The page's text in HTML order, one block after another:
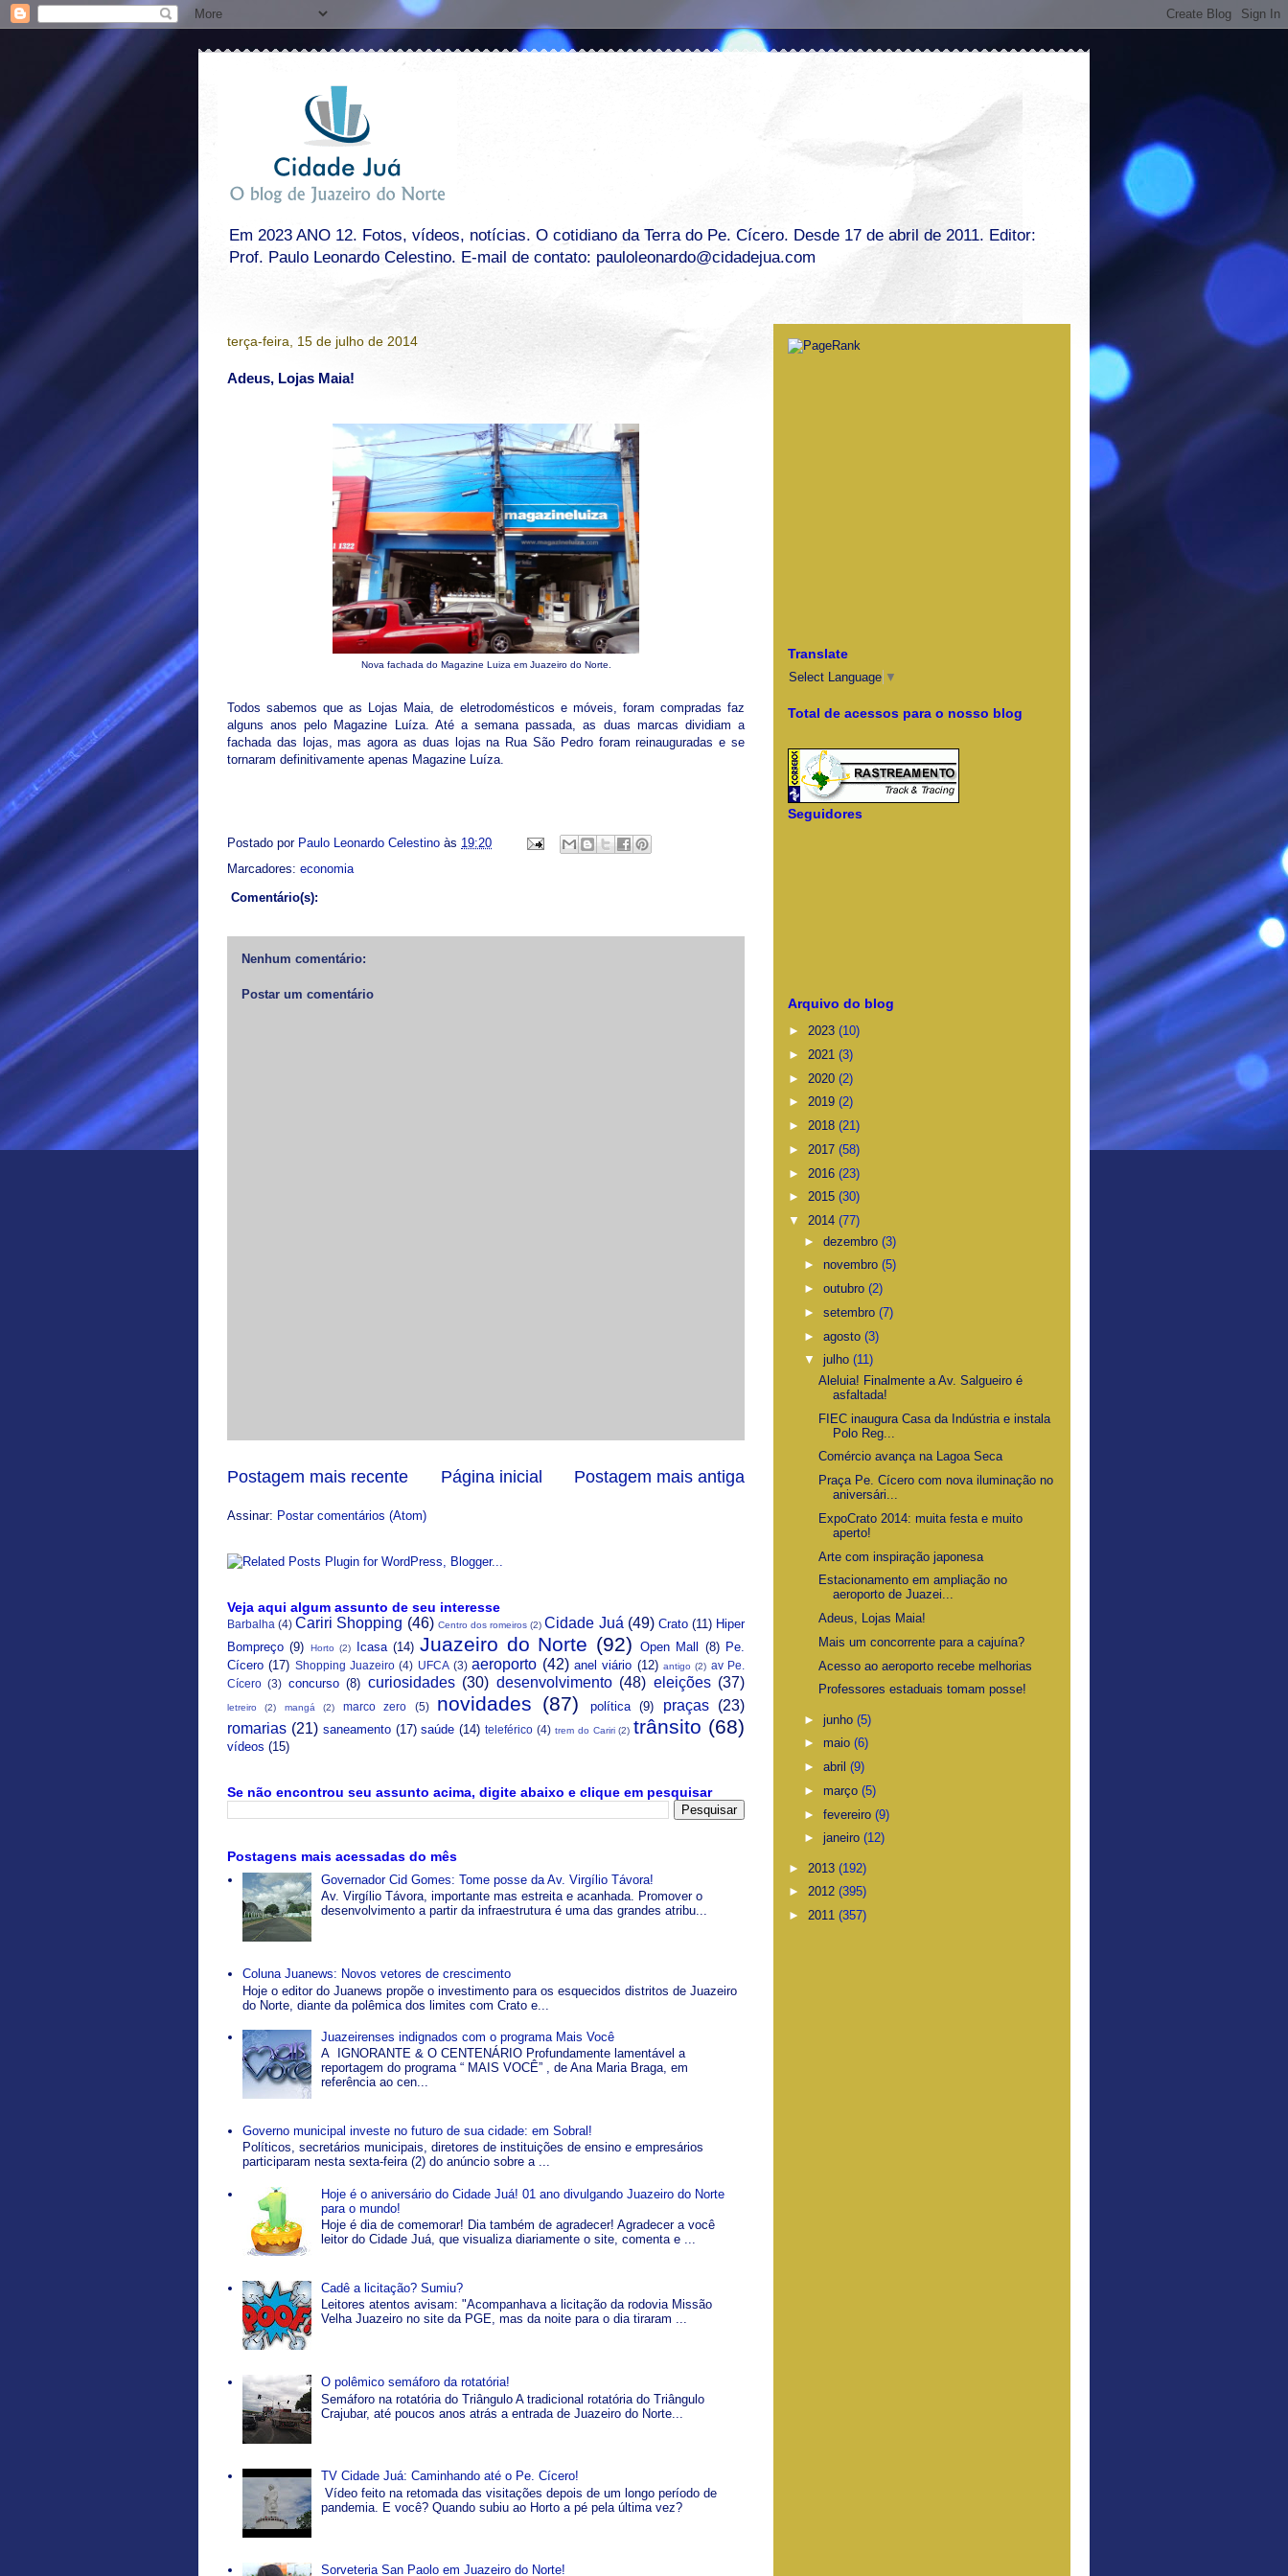
Em 2023 ANO 12. Fotos, vídeos, notícias. O cotidiano da Terra do Pe. Cícero. Desde 17 de abril de 2011. Editor:
Prof. Paulo Leonardo Celestino. E-mail de contato: pauloleonardo@cidadejua.com
terça-feira, 15 de julho de 2014
Adeus, Lojas Maia!
Nova fachada do Magazine Luiza em Juazeiro do Norte.
Todos sabemos que as Lojas Maia, de eletrodomésticos e móveis, foram compradas faz
alguns anos pelo Magazine Luíza. Até a semana passada, as duas marcas dividiam a
fachada das lojas, mas agora as duas lojas na Rua São Pedro foram reinauguradas e se
tornaram definitivamente apenas Magazine Luíza.
Postado por Paulo Leonardo Celestino às 19:20
Marcadores: economia
Comentário(s):
Nenhum comentário:
Postar um comentário
Postagem mais recente Postagem mais antiga
Página inicial
Assinar: Postar comentários (Atom)
Veja aqui algum assunto de seu interesse
Barbalha (4) Cariri Shopping (46) Centro dos romeiros (2) Cidade Juá (49) Crato (11) Hiper
Bompreço (9) Horto (2) Icasa (14) Juazeiro do Norte (92) Open Mall (8) Pe.
Cícero (17) Shopping Juazeiro (4) UFCA (3) aeroporto (42) anel viário (12) antigo (2) av Pe.
Cícero (3) concurso (8) curiosidades (30) desenvolvimento (48) eleições (37)
letreiro (2) mangá (2) marco zero (5) novidades (87) política (9) praças
(23)
romarias (21) saneamento (17) saúde (14) teleférico (4) trem do Cariri (2) trânsito (68)
vídeos (15)
Se não encontrou seu assunto acima, digite abaixo e clique em pesquisar
Postagens mais acessadas do mês
Governador Cid Gomes: Tome posse da Av. Virgílio Távora!
Av. Virgílio Távora, importante mas estreita e acanhada. Promover o
desenvolvimento a partir da infraestrutura é uma das grandes atribu...
Coluna Juanews: Novos vetores de crescimento
Hoje o editor do Juanews propõe o investimento para os esquecidos distritos de Juazeiro
do Norte, diante da polêmica dos limites com Crato e...
Juazeirenses indignados com o programa Mais Você
A IGNORANTE & O CENTENÁRIO Profundamente lamentável a
reportagem do programa “ MAIS VOCÊ” , de Ana Maria Braga, em
referência ao cen...
Governo municipal investe no futuro de sua cidade: em Sobral!
Políticos, secretários municipais, diretores de instituições de ensino e empresários
participaram nesta sexta-feira (2) do anúncio sobre a ...
Hoje é o aniversário do Cidade Juá! 01 ano divulgando Juazeiro do Norte
para o mundo!
Hoje é dia de comemorar! Dia também de agradecer! Agradecer a você
leitor do Cidade Juá, que visualiza diariamente o site, comenta e ...
Cadê a licitação? Sumiu?
Leitores atentos avisam: "Acompanhava a licitação da rodovia Missão
Velha Juazeiro no site da PGE, mas da noite para o dia tiraram ...
O polêmico semáforo da rotatória!
Semáforo na rotatória do Triângulo A tradicional rotatória do Triângulo
Crajubar, até poucos anos atrás a entrada de Juazeiro do Norte...
TV Cidade Juá: Caminhando até o Pe. Cícero!
Vídeo feito na retomada das visitações depois de um longo período de
pandemia. E você? Quando subiu ao Horto a pé pela última vez?
Sorveteria San Paolo em Juazeiro do Norte!
Translate
Select Language ▼
Total de acessos para o nosso blog
Seguidores
Arquivo do blog
► 2023 (10)
► 2021 (3)
► 2020 (2)
► 2019 (2)
► 2018 (21)
► 2017 (58)
► 2016 (23)
► 2015 (30)
▼ 2014 (77)
► dezembro (3)
► novembro (5)
► outubro (2)
► setembro (7)
► agosto (3)
▼ julho (11)
Aleluia! Finalmente a Av. Salgueiro é
asfaltada!
FIEC inaugura Casa da Indústria e instala
Polo Reg...
Comércio avança na Lagoa Seca
Praça Pe. Cícero com nova iluminação no
aniversári...
ExpoCrato 2014: muita festa e muito
aperto!
Arte com inspiração japonesa
Estacionamento em ampliação no
aeroporto de Juazei...
Adeus, Lojas Maia!
Mais um concorrente para a cajuína?
Acesso ao aeroporto recebe melhorias
Professores estaduais tomam posse!
► junho (5)
► maio (6)
► abril (9)
► março (5)
► fevereiro (9)
► janeiro (12)
► 2013 (192)
► 2012 (395)
► 2011 (357)